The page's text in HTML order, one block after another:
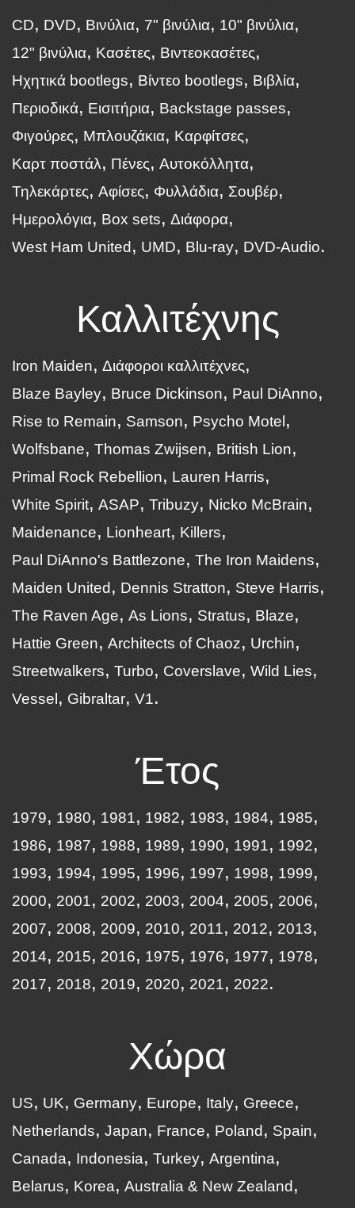
CD DVD Βινύλια 7" βινύλια
10" βινύλια
12" βινύλια
Κασέτες
Βιντεοκασέτες
Ηχητικά bootlegs
Βίντεο bootlegs
Βιβλία
Περιοδικά
Εισιτήρια
Backstage passes
Φιγούρες
Μπλουζάκια
Καρφίτσες
Καρτ ποστάλ
Πένες
Αυτοκόλλητα
Τηλεκάρτες
Αφίσες Φυλλάδια
Σουβέρ
Ημερολόγια
Box sets
Διάφορα
West Ham United
UMD Blu-ray DVD-Audio
Καλλιτέχνης
Iron Maiden
Διάφοροι καλλιτέχνες
Blaze Bayley
Bruce Dickinson
Paul DiAnno
Rise to Remain
Samson
Psycho Motel
Wolfsbane
Thomas Zwijsen
British Lion
Primal Rock Rebellion
Lauren Harris
White Spirit ASAP Tribuzy
Nicko McBrain
Maidenance
Lionheart
Killers
Paul DiAnno's Battlezone
The Iron Maidens
Maiden United
Dennis Stratton
Steve Harris
The Raven Age
As Lions Stratus
Blaze
Hattie Green
Architects of Chaoz
Urchin
Streetwalkers
Turbo Coverslave
Wild Lies
Vessel
Gibraltar V1
Έτος
1979 1980 1981 1982 1983 1984
1985
1986
1987 1988 1989 1990 1991
1992
1993
1994 1995 1996 1997 1998
1999
2000
2001 2002 2003 2004 2005
2006
2007
2008 2009 2010 2011 2012
2013
2014
2015 2016 1975 1976 1977
1978
2017
2018 2019 2020 2021 2022
Χώρα
US UK Germany Europe Italy
Greece
Netherlands
Japan France Poland
Spain
Canada
Indonesia Turkey Argentina
Belarus
Korea
Australia & New Zealand